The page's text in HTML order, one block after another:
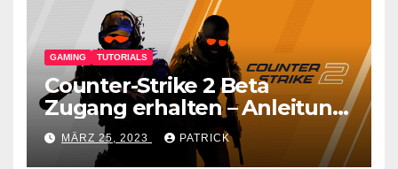
GAMING TUTORIALS
Counter-Strike 2 Beta
Zugang erhalten – Anleitung
für den CS GO Nachfolger
MÄRZ 25, 2023 PATRICK